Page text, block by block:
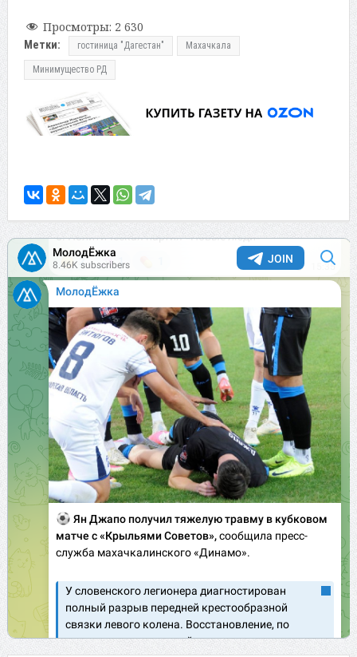
Просмотры: 2 630
Метки: гостиница "Дагестан" Махачкала
Минимущество РД